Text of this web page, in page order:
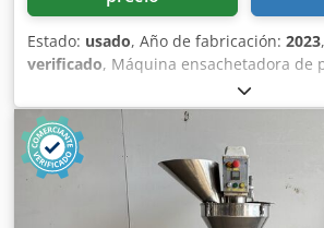
Estado: usado, Año de fabricación: 2023
verificado, Máquina ensachetadora de
140S (2023) 5g-100g, hasta 100 sachets
tolva, sinfín y codificadora ICE Zodiac.
Ablsk